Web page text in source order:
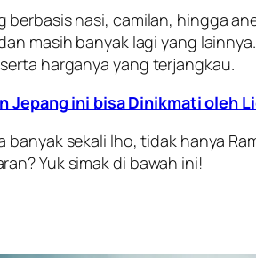
nasi, camilan, hingga
masih banyak lagi yang
harganya yang terjangkau.
Jepang ini bisa Dinikmati oleh
sekali lho, tidak hanya
Yuk simak di bawah ini!